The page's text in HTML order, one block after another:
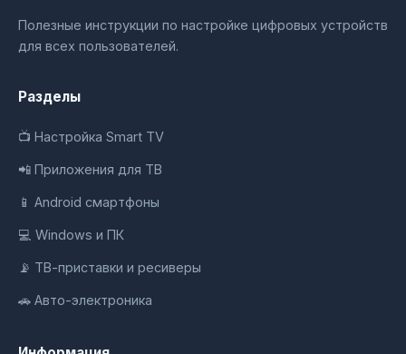
Полезные инструкции по настройке цифровых устройств
для всех пользователей.
Разделы
📺 Настройка Smart TV
📲 Приложения для ТВ
📱 Android смартфоны
💻 Windows и ПК
📡 ТВ-приставки и ресиверы
🚗 Авто-электроника